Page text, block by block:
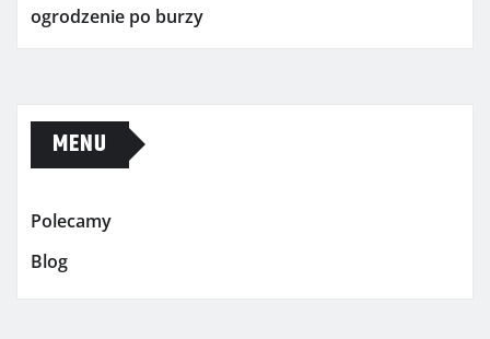
ogrodzenie po burzy
MENU
Polecamy
Blog